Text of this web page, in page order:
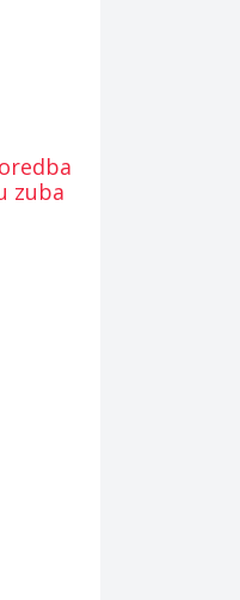
zuba